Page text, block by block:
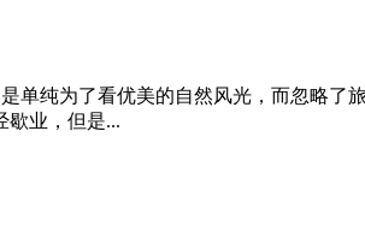
纯为了看优美的自然风光，而忽略了
歇业，但是...